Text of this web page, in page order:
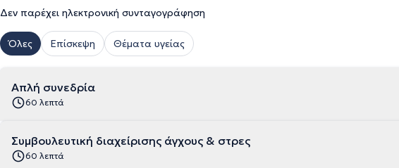
Δεν παρέχει ηλεκτρονική συνταγογράφηση
Όλες Επίσκεψη Θέματα υγείας
Απλή συνεδρία
60 λεπτά
Συμβουλευτική διαχείρισης άγχους & στρες
60 λεπτά